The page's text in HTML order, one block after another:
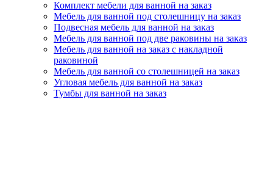
Комплект мебели для ванной на заказ
Мебель для ванной под столешницу на заказ
Подвесная мебель для ванной на заказ
Мебель для ванной под две раковины на заказ
Мебель для ванной на заказ с накладной
раковиной
Мебель для ванной со столешницей на заказ
Угловая мебель для ванной на заказ
Тумбы для ванной на заказ